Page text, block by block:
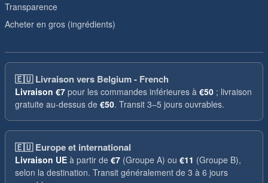
Transparence
Acheter en gros (ingrédients)
🇪🇺Livraison vers Belgium - French
Livraison €7 pour les commandes inférieures à €50 ; livraison
gratuite au-dessus de €50. Transit 3–5 jours ouvrables.
🇪🇺Europe et international
Livraison UE à partir de €7 (Groupe A) ou €11 (Groupe B),
selon la destination. Transit généralement de 3 à 6 jours